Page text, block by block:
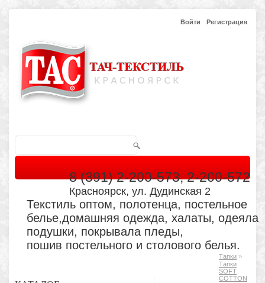
Войти Регистрация
8 (391) 2-200-573, 2-200-572
Красноярск, ул. Дудинская 2
Текстиль оптом, полотенца, постельное
белье,домашняя одежда, халаты, одеяла
подушки, покрывала пледы,
пошив постельного и столового белья.
Тапки »
Тапки
SOFT
COTTON